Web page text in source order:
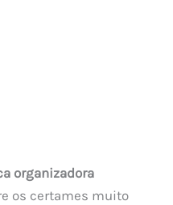
organizadora
os certames muito